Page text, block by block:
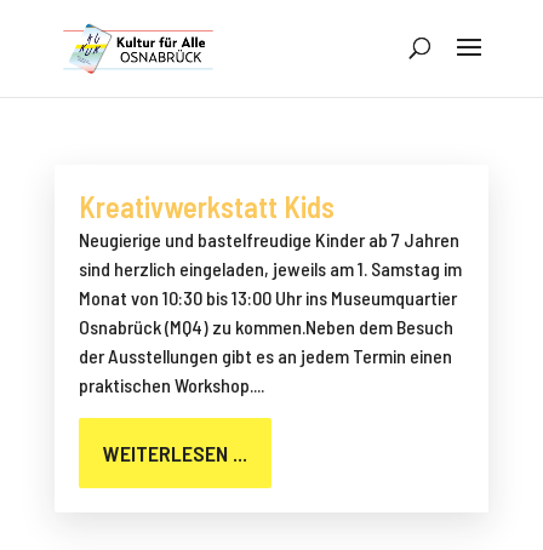
Kreativ­werkstatt Kids
Neugierige und bastelfreudige Kinder ab 7 Jahren
sind herzlich eingeladen, jeweils am 1. Samstag im
Monat von 10:30 bis 13:00 Uhr ins Museumquartier
Osnabrück (MQ4) zu kommen.Neben dem Besuch
der Ausstellungen gibt es an jedem Termin einen
praktischen Workshop....
WEITERLESEN ...